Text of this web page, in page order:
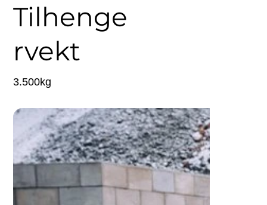
Tilhenge
rvekt
3.500kg